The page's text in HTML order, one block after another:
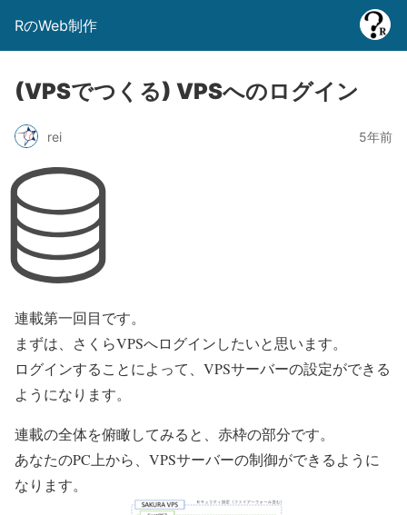
RのWeb制作
(VPSでつくる) VPSへのログイン
rei 5年前
連載第一回目です。
まずは、さくらVPSへログインしたいと思います。
ログインすることによって、VPSサーバーの設定ができる
ようになります。
連載の全体を俯瞰してみると、 赤枠の部分です。
あなたのPC上から、VPSサーバーの制御ができるように
なります。